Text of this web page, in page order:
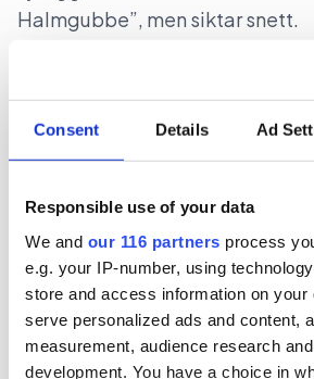
Consent Details Ad
Responsible use of your data
We and our 116 partners process
e.g. your IP-number, using
store and access information on your
serve personalized ads and content,
measurement, audience research
development. You have a choice in
Halmgubbe”, men siktar snett.
2025-11-03, 13:46
Mixat intresse när Stegra
riksdagen på middag
Gröna stålbolaget Stegra
middag i morgon, tisdagen 4
bjuds på ”dryck och enklare
sina håll om en bojkott mot